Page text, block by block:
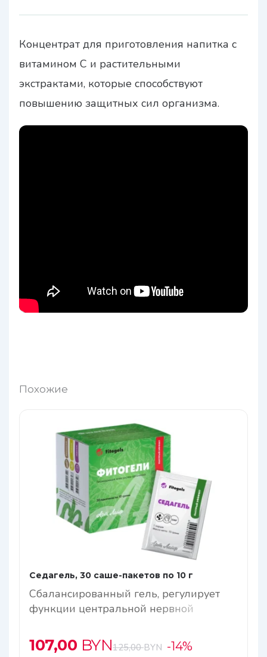
Концентрат для приготовления напитка с
витамином С и растительными
экстрактами, которые способствуют
повышению защитных сил организма.
Похожие
Седагель, 30 саше-пакетов по 10 г
Сбалансированный гель, регулирует
функции центральной нервной
успокаивающим эффектом
107,00 BYN125,00BYN -14%